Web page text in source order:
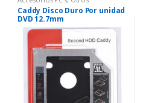
Caddy Disco Duro Por unidad
DVD 12.7mm